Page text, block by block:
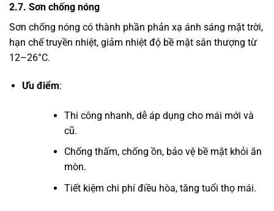
2.7. Sơn chống nóng
Sơn chống nóng có thành phần phản xạ ánh sáng mặt trời,
hạn chế truyền nhiệt, giảm nhiệt độ bề mặt sân thượng từ
12–26°C.
Ưu điểm:
Thi công nhanh, dễ áp dụng cho mái mới và
cũ.
Chống thấm, chống ồn, bảo vệ bề mặt khỏi ăn
mòn.
Tiết kiệm chi phí điều hòa, tăng tuổi thọ mái.